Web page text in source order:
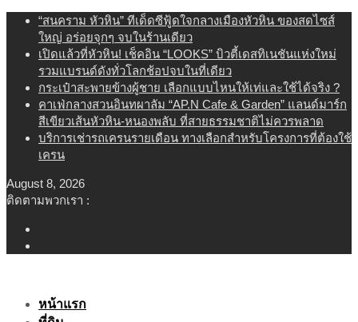
Skip
content
“สนคราม หัวหิน” ทีเด็ดซีฟู้ดใจกลางเมืองหัวหิน ของสดไซส์
ใหญ่ อร่อยจุกๆ จบในร้านเดียว
เปิดแล้วที่หัวหิน! เช็คอิน “LOOKS” บิวตี้เดสทิเนชันแห่งใหม่
รวมแบรนด์ดังทั่วโลกช้อปจบในที่เดียว
กระเป๋าสะพายข้างผู้ชาย เลือกแบบไหนให้เท่และใช้ได้จริง ?
คาเฟ่กลางสวนอินทผาลัม “AP.N Cafe & Garden” แลนด์มาร์ก
สีเขียวเส้นหัวหิน-หนองพลับ ที่สายธรรมชาติไม่ควรพลาด
บริการเช่ารถเครนรายเดือน ทางเลือกสำหรับโครงการที่ต้องใช้
เครน
August 8, 2026
ติดตามพวกเรา :
หน้าแรก